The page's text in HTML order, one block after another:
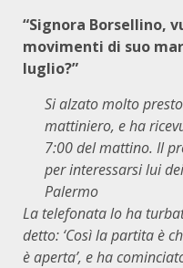
“Signora Borsellino,
movimenti di suo
luglio?”
Si alzato molto
mattiniero, e ha
7:00 del mattino. Il
per interessarsi lui
Palermo
La telefonata lo ha
detto: ‘Così la partita è
è aperta’, e ha